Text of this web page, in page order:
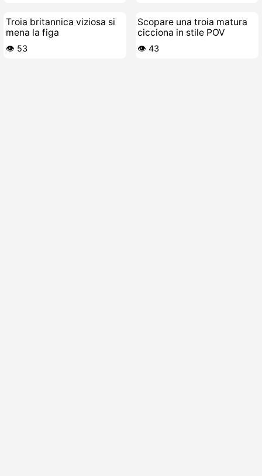
Troia britannica viziosa si
mena la figa
👁️ 53
Scopare una troia matura
cicciona in stile POV
👁️ 43